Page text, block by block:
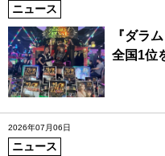
ニュース
『ダラ
全国1位
2026年07月06日
ニュース